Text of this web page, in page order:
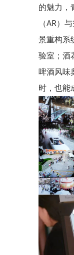
的魅力，
（AR）
景重构系
验室；酒
啤酒风味
时，也能